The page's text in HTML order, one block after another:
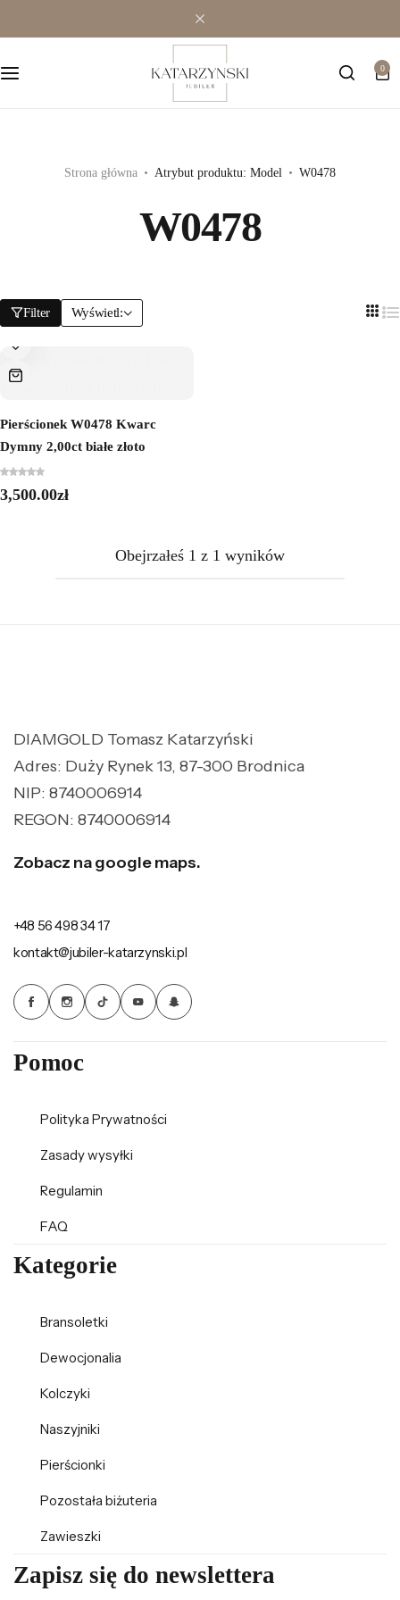
0
Strona główna Atrybut produktu: Model W0478
W0478
Filter Wyświetl:
Pierścionek W0478 Kwarc
Dymny 2,00ct białe złoto
3,500.00zł
Obejrzałeś 1 z 1 wyników
DIAMGOLD Tomasz Katarzyński
Adres: Duży Rynek 13, 87-300 Brodnica
NIP: 8740006914
REGON: 8740006914
Zobacz na google maps.
+48 56 498 34 17
kontakt@jubiler-katarzynski.pl
Pomoc
Polityka Prywatności
Zasady wysyłki
Regulamin
FAQ
Kategorie
Bransoletki
Dewocjonalia
Kolczyki
Naszyjniki
Pierścionki
Pozostała biżuteria
Zawieszki
Zapisz się do newslettera
Premium
Naszyjniki